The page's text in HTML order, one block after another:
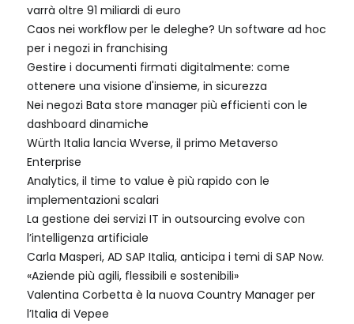
varrà oltre 91 miliardi di euro
Caos nei workflow per le deleghe? Un software ad hoc
per i negozi in franchising
Gestire i documenti firmati digitalmente: come
ottenere una visione d'insieme, in sicurezza
Nei negozi Bata store manager più efficienti con le
dashboard dinamiche
Würth Italia lancia Wverse, il primo Metaverso
Enterprise
Analytics, il time to value è più rapido con le
implementazioni scalari
La gestione dei servizi IT in outsourcing evolve con
l’intelligenza artificiale
Carla Masperi, AD SAP Italia, anticipa i temi di SAP Now.
«Aziende più agili, flessibili e sostenibili»
Valentina Corbetta è la nuova Country Manager per
l’Italia di Vepee